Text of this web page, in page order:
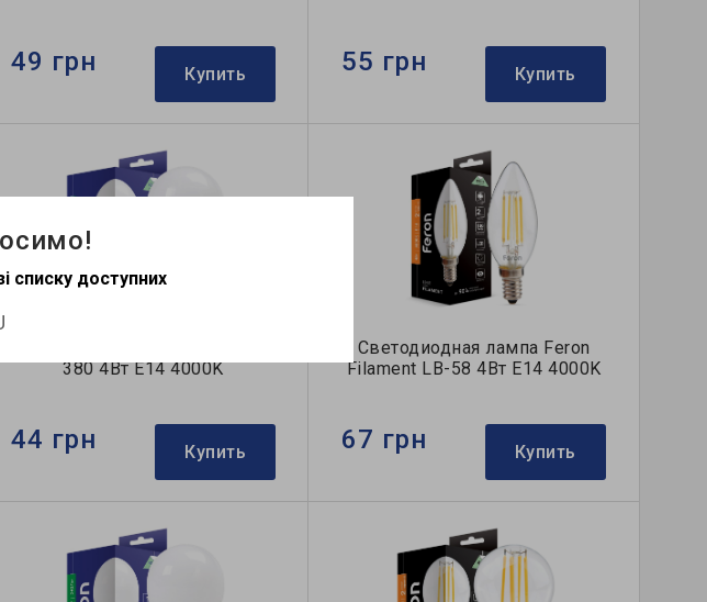
49 грн Купить 55 грн Купить
380 4Вт E14 4000K
44 грн Купить
Светодиодная лампа Feron
Filament LB-58 4Вт E14 4000K
67 грн Купить
списку доступних